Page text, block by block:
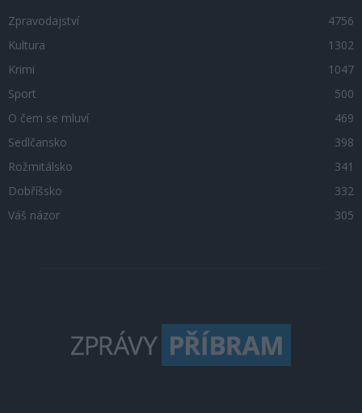
Zpravodajství
4756
Kultura
1302
Krimi
1047
Sport
500
O čem se mluví
469
Sedlčansko
398
Rožmitálsko
341
Dobříšsko
332
Váš názor
305